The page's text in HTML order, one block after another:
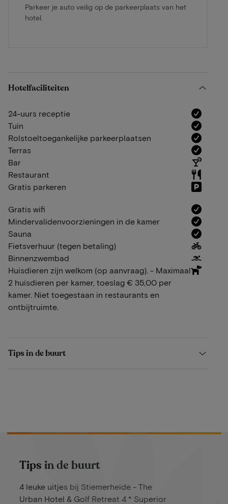
Parkeer je auto veilig op de parkeerplaats van het
hotel.
Hotelfaciliteiten
24-uurs receptie
Tuin
Rolstoeltoegankelijke parkeerplaatsen
Terras
Bar
Restaurant
Gratis parkeren
Gratis wifi
Mindervalidenvoorzieningen in de kamer
Sauna
Fietsverhuur (tegen betaling)
Binnenzwembad
Huisdieren zijn welkom (op aanvraag). - Maximaal
2 huisdieren per kamer, toeslag € 35,00 per
kamer. Niet toegestaan in restaurants en
ontbijtruimte.
Tips in de buurt
Tips in de buurt
4 leuke uitjes bij Stiemerheide - The
Urban Hotel & Golf Retreat 4 * Superior